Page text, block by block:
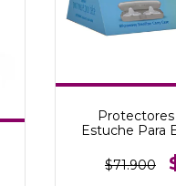
Estuche Para
$71.900